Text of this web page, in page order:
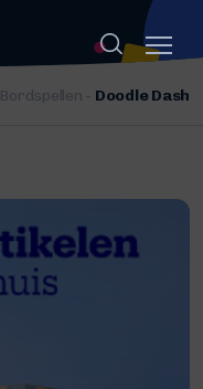
Bordspellen - Doodle Dash